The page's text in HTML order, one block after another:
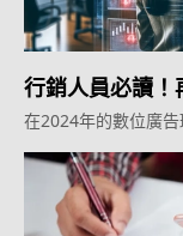
行銷人員必讀！
在2024年的數位廣